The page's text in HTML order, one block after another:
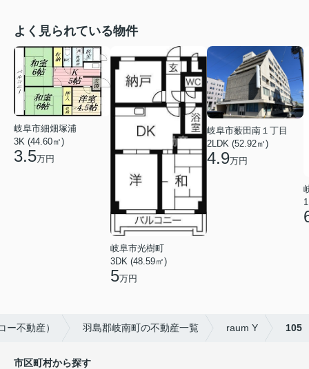
よく見られている物件
岐阜市細畑塚浦
3K (44.60㎡)
3.5万円
岐阜市光樹町
3DK (48.59㎡)
5万円
岐阜市薮田南１丁目
2LDK (52.92㎡)
4.9万円
不動産） 羽島郡岐南町の不動産一覧 raum Y 105
市区町村から探す